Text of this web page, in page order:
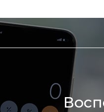
Оборудование
Партнерство
Администраторы
Контакты